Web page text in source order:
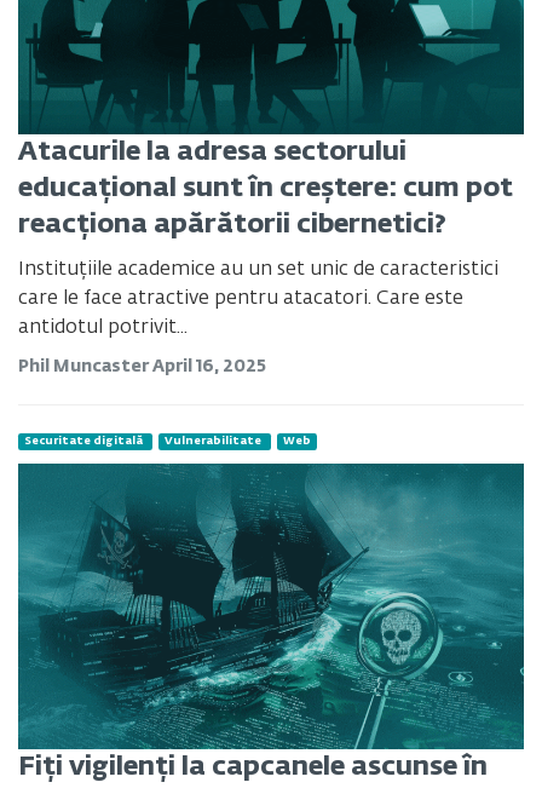
Atacurile la adresa sectorului
educațional sunt în creștere: cum pot
reacționa apărătorii cibernetici?
Instituțiile academice au un set unic de caracteristici
care le face atractive pentru atacatori. Care este
antidotul potrivit...
Phil MuncasterApril 16, 2025
Securitate digitală Vulnerabilitate Web
Fiți vigilenți la capcanele ascunse în